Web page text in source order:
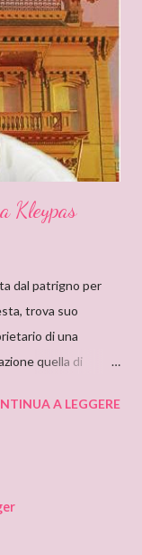
cercando
le dita la costina di
conoscenza. Non
se il primo mi
qua...
Kleypas
dal patrigno per
trova suo
di una
quella di
si mormora che
lui un sentimento
A LEGGERE